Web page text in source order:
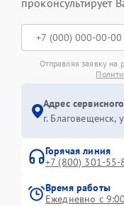
проконсультирует
Отправляя заявку на
Адрес
г. Благовещенск,
Горячая линия
+7 (800) 301-55-
Время работы
Ежедневно с